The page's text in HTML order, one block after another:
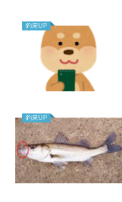
釣果UP
釣果UP